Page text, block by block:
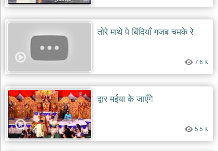
खाटू
भजन
रानी
सती
भजन
rani
sati
dadi
bhajans
बावा
लाल
तोरे माथे पे बिंदियाँ गजब चमके रे
7.6 K
द्वार मईया के जाएँगे
5.5 K